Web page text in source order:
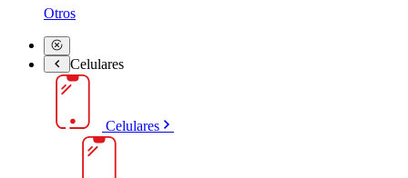
Otros
Celulares
Celulares